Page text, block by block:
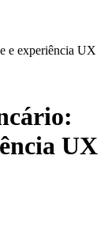
e experiência UX
UX